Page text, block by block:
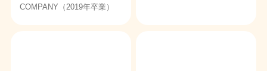
COMPANY（2019年卒業）